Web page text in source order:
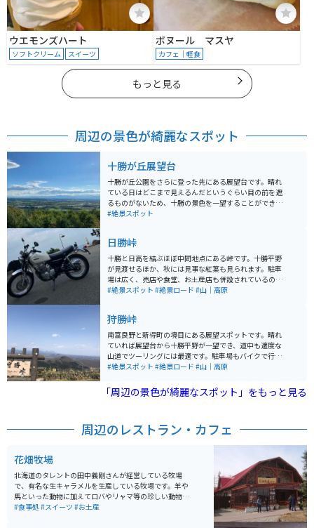
ウエモンズハート
ソフトクリーム スイーツ
ボヌール マスヤ
カフェ｜軽食
もっと見る
周辺の景色が綺麗なスポット
十勝が丘展望台
十勝が丘公園をさらに登った先にある展望台です。晴れ
ている日はどこまで見えるんだというぐらい目の前を遮
るものがないため、十勝の景色を一望することができま
す。遠くに日高山脈が見えることもあり、十勝地方屈指
#絶景スポット
日勝峠
十勝と日高を結ぶほぼ中間地点にある峠です。十勝平野
が見渡せるほか、秋には見事な紅葉も見られます。駐車
場は広く、売店や食堂、お土産店も併設されているの
で、休憩や食事、買い物のついでに立ち寄ることもでき
#絶景スポット #絶景ロード #山｜高原
狩勝峠
南富良野と新得町の境目にある展望スポットです。晴れ
ていれば展望台から十勝平野が一望でき、道中も適度な
山道でツーリングには最適です。駐車場もバイクで行く
分には満杯になることはないので心配いりません。
#絶景スポット #絶景ロード #山｜高原
「周辺の景色が綺麗なスポット」をもっと見る
周辺のレストラン・カフェ
花畑牧場
北海道のタレントの田中義剛さんが経営している牧場
で、有名な生キャラメルを生産している牧場です。羊や
馬といった動物に加えてロバやリャマ等の珍しい動物と
も触れ合えます。レストランも併設されているのです
#食事処 #スイーツ #お土産